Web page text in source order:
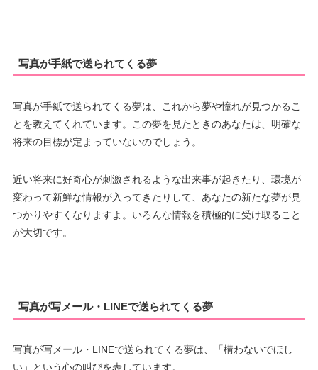
写真が手紙で送られてくる夢
写真が手紙で送られてくる夢は、これから夢や憧れが見つかるこ
とを教えてくれています。この夢を見たときのあなたは、明確な
将来の目標が定まっていないのでしょう。
近い将来に好奇心が刺激されるような出来事が起きたり、環境が
変わって新鮮な情報が入ってきたりして、あなたの新たな夢が見
つかりやすくなりますよ。いろんな情報を積極的に受け取ること
が大切です。
写真が写メール・LINEで送られてくる夢
写真が写メール・LINEで送られてくる夢は、「構わないでほし
い」という心の叫びを表しています。